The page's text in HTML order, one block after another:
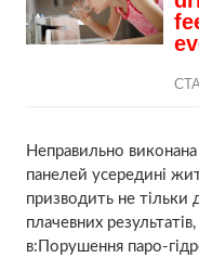
Неправильно виконана
панелей усередині
призводить не тільки
плачевних
в:Порушення паро-